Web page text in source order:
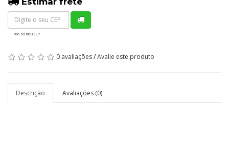
Não sei meu CEP
0 avaliações/Avalie este produto
Descrição Avaliações (0)